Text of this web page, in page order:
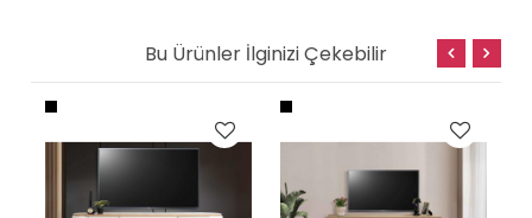
Bu Ürünler İlginizi Çekebilir